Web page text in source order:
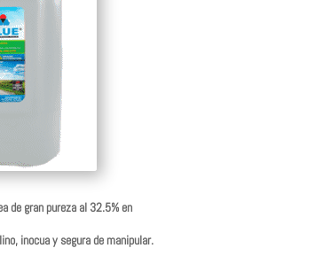
de gran pureza al 32.5% en
inocua y segura de manipular.